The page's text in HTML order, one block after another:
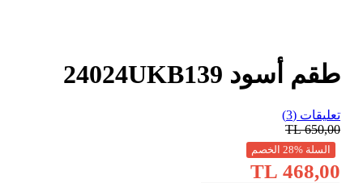
طقم أسود 24024UKB139
تعليقات (3)
650,00
TL
السلة %28 الخصم
468,00 TL